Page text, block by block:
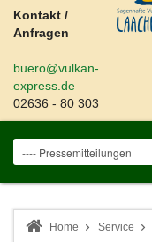
Kontakt /
Anfragen
buero@vulkan-
express.de
02636 - 80 303
Home Service